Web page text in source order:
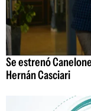
Se estrenó
Hernán Casciari